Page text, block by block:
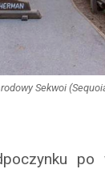
Sekwoi
po